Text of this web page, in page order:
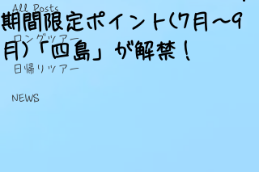
All Posts
ロングツアー
日帰りツアー
NEWS
期間限定ポイント(7月〜9
月)「四島」が解禁！
5つ星のうちNaNと評価されています。